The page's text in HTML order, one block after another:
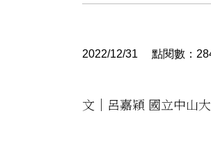
2022/12/31 點閱數：
文｜呂嘉穎 國立中山